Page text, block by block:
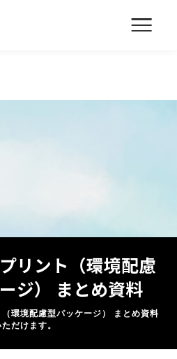
リント（環境配慮
ジ） まとめ資料
環境配慮型パッケージ） まとめ資料
だけます。